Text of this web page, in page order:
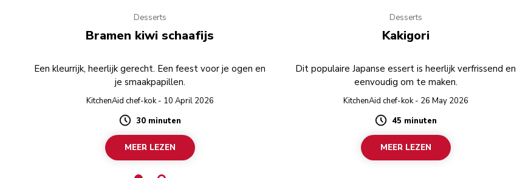
Desserts
Bramen kiwi schaafijs
Een kleurrijk, heerlijk gerecht. Een feest voor je ogen en
je smaakpapillen.
KitchenAid chef-kok - 10 April 2026
Duration
30 minuten
MEER LEZEN
Desserts
Kakigori
Dit populaire Japanse essert is heerlijk verfrissend en
eenvoudig om te maken.
KitchenAid chef-kok - 26 May 2026
Duration
45 minuten
MEER LEZEN